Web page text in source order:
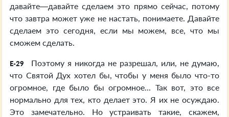
давайте—давайте сделаем это прямо сейчас, потому
что завтра может уже не настать, понимаете. Давайте
сделаем это сегодня, если мы можем, все, что мы
сможем сделать.
E-29
Поэтому я никогда не разрешал, или, не думаю,
что Святой Дух хотел бы, чтобы у меня было что-то
огромное, где было бы огромное... Так вот, это все
нормально для тех, кто делает это. Я их не осуждаю.
Это замечательно. Но устраивать такие, скажем,